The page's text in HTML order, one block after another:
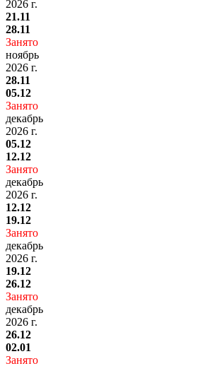
2026 г.
21.11
28.11
Занято
ноябрь
2026 г.
28.11
05.12
Занято
декабрь
2026 г.
05.12
12.12
Занято
декабрь
2026 г.
12.12
19.12
Занято
декабрь
2026 г.
19.12
26.12
Занято
декабрь
2026 г.
26.12
02.01
Занято